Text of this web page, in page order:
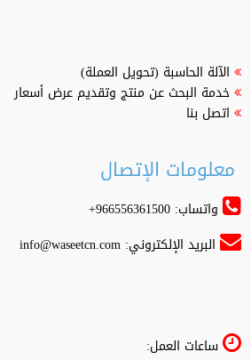
الآلة الحاسبة (تحويل العملة)
خدمة البحث عن منتج وتقديم عرض أسعار
اتصل بنا
معلومات الإتصال
واتساب: 966556361500+
البريد الإلكتروني:info@waseetcn.com
ساعات العمل: